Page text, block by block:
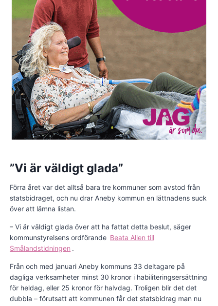
”Vi är väldigt glada”
Förra året var det alltså bara tre kommuner som avstod från
statsbidraget, och nu drar Aneby kommun en lättnadens suck
över att lämna listan.
– Vi är väldigt glada över att ha fattat detta beslut, säger
kommunstyrelsens ordförande Beata Allen till
Smålandstidningen .
Från och med januari Aneby kommuns 33 deltagare på
dagliga verksamheter minst 30 kronor i habiliteringsersättning
för heldag, eller 25 kronor för halvdag. Troligen blir det det
dubbla – förutsatt att kommunen får det statsbidrag man nu